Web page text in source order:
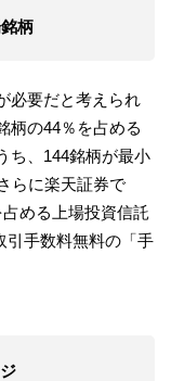
柄
必要だと考えられ
柄の44％を占める
ち、144銘柄が最小
らに楽天証券で
める上場投資信託
引手数料無料の「手